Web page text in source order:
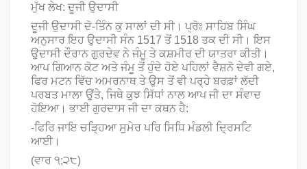
ਮੁੱਖ ਲੇਖ: ਦੂਜੀ ਉਦਾਸੀ
ਦੂਜੀ ਉਦਾਸੀ ਦੋ-ਤਿੰਨ ਕੁ ਸਾਲਾਂ ਦੀ ਸੀ। ਪ੍ਰੋਃ ਸਾਹਿਬ ਸਿੰਘ
ਅਨੁਸਾਰ ਇਹ ਉਦਾਸੀ ਸੰਨ 1517 ਤੋਂ 1518 ਤਕ ਦੀ ਸੀ। ਇਸ
ਉਦਾਸੀ ਦੌਰਾਨ ਗੁਰਦੇਵ ਨੇ ਜੰਮੂ ਤੇ ਕਸ਼ਮੀਰ ਦੀ ਯਾਤਰਾ ਕੀਤੀ।
ਆਪ ਗਿਆਨ ਕੋਟ ਅਤੇ ਜੰਮੂ ਤੋਂ ਹੁੰਦੇ ਹੋਏ ਪਹਿਲਾਂ ਵੈਸ਼ਨੋ ਦੇਵੀ ਗਏ,
ਫਿਰ ਮਟਨ ਵਿੱਚ ਅਮਰਨਾਥ ਤੇ ਉਸ ਤੋਂ ਵੀ ਪਰ੍ਹੇ ਬਰਫ਼ਾਂ ਲੱਦੀ
ਪਰਬਤ ਮਾਲਾ ਉਂਤੇ, ਜਿਥੇ ਕੁਝ ਸਿੱਧਾਂ ਨਾਲ ਆਪ ਜੀ ਦਾ ਸੰਵਾਦ
ਹੋਇਆ। ਭਾਈ ਗੁਰਦਾਸ ਜੀ ਦਾ ਕਥਨ ਹੈ:
-ਫਿਰਿ ਜਾਇ ਚੜ੍ਹਿਆ ਸੁਮੇਰ ਪਰਿ ਸਿਧਿ ਮੰਡਲੀ ਦ੍ਰਿਸਟਿ
ਆਈ।
(ਵਾਰ ੧;੨੮)